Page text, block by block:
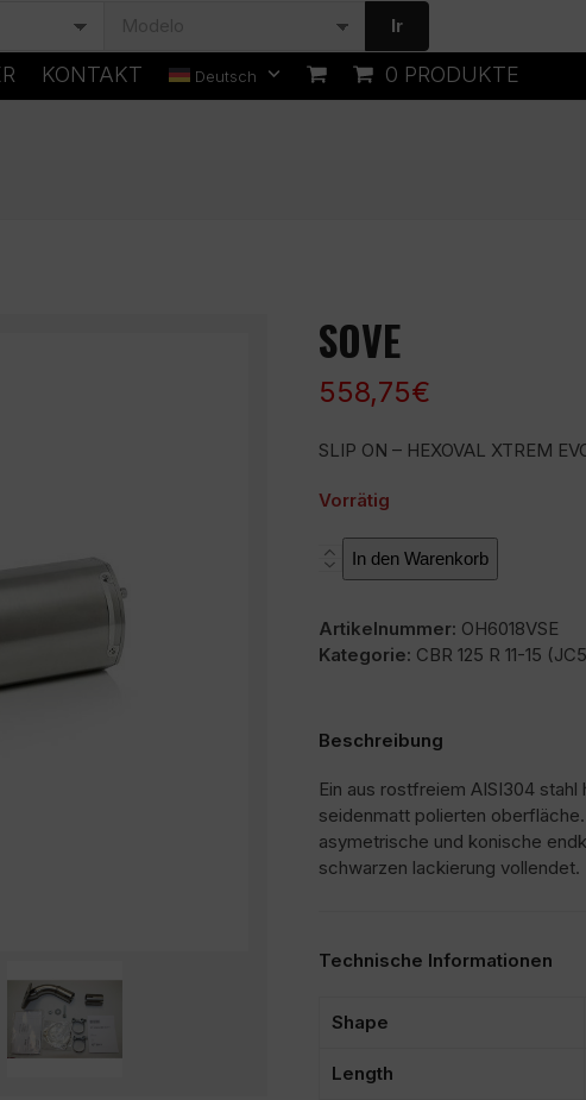
Ir
KONTAKT Deutsch 0 PRODUKTE
SOVE
558,75€
SLIP ON – HEXOVAL XTREM
Vorrätig
SOVE
Menge
In den Warenkorb
Artikelnummer: OH6018VSE
Kategorie: CBR 125 R 11-15
Beschreibung
Ein aus rostfreiem AISI304
seidenmatt polierten
asymetrische und konische
schwarzen lackierung vollendet.
Technische Informationen
Shape
Length